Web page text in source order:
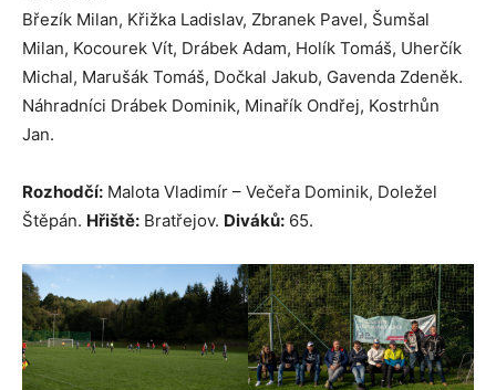
Březík Milan, Křižka Ladislav, Zbranek Pavel, Šumšal
Milan, Kocourek Vít, Drábek Adam, Holík Tomáš, Uherčík
Michal, Marušák Tomáš, Dočkal Jakub, Gavenda Zdeněk.
Náhradníci Drábek Dominik, Minařík Ondřej, Kostrhůn
Jan.
Rozhodčí: Malota Vladimír – Večeřa Dominik, Doležel
Štěpán. Hřiště: Bratřejov. Diváků: 65.